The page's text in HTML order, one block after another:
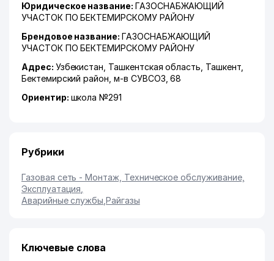
Юридическое название: ГАЗОСНАБЖАЮЩИЙ
УЧАСТОК ПО БЕКТЕМИРСКОМУ РАЙОНУ
Брендовое название: ГАЗОСНАБЖАЮЩИЙ
УЧАСТОК ПО БЕКТЕМИРСКОМУ РАЙОНУ
Адрес: Узбекистан, Ташкентская область Ташкент,
Бектемирский район ,м-в СУВСОЗ , 68
Ориентир: школа №291
Рубрики
Газовая сеть - Монтаж, Техническое обслуживание,
Эксплуатация
Аварийные службы ,Райгазы
Ключевые слова